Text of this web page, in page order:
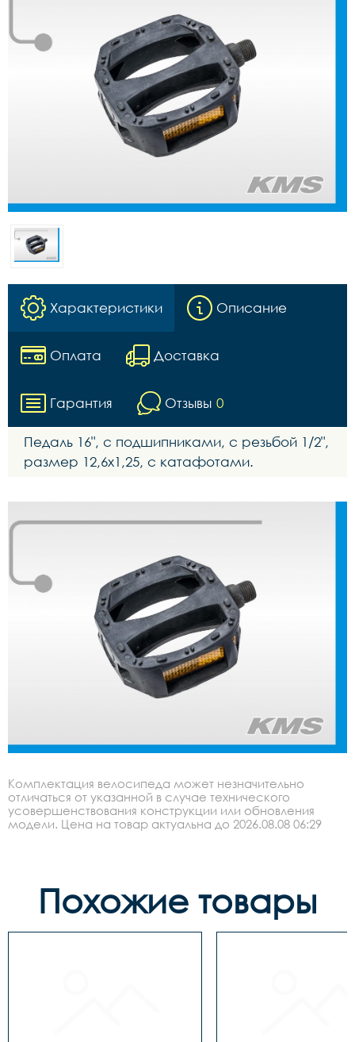
Характеристики Описание
Оплата Доставка
Гарантия Отзывы 0
Педаль 16", c подшипниками, с резьбой 1/2",
размер 12,6х1,25, с катафотами.
Комплектация велосипеда может незначительно
отличаться от указанной в случае технического
усовершенствования конструкции или обновления
модели. Цена на товар актуальна до 2026.08.08 06:29
Похожие товары